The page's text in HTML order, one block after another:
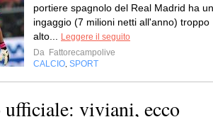
portiere spagnolo del Real Madrid ha un
ingaggio (7 milioni netti all'anno) troppo
alto...
Leggere il seguito
Da Fattorecampolive
CALCIO SPORT
viviani, ecco